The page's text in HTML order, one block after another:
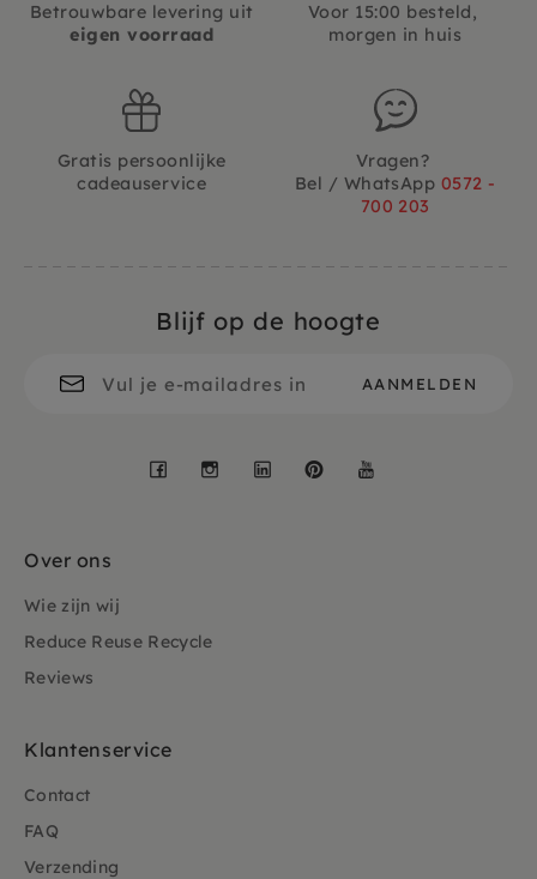
Betrouwbare levering uit
eigen voorraad
Voor 15:00 besteld,
morgen in huis
Gratis persoonlijke
cadeauservice
Vragen?
Bel / WhatsApp 0572 -
700 203
Blijf op de hoogte
Facebook
Instagram
LinkedInPinterest
Over ons
Wie zijn wij
Reduce Reuse Recycle
Reviews
Klantenservice
Contact
FAQ
Verzending